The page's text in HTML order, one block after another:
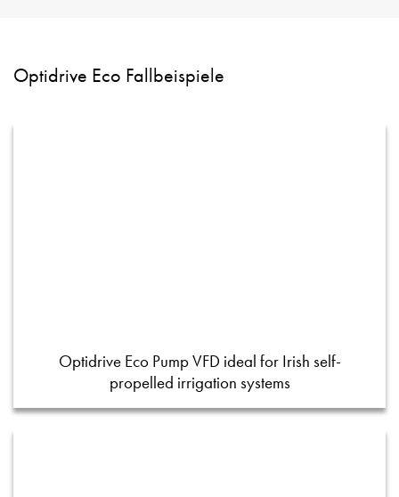
Optidrive Eco Fallbeispiele
Optidrive Eco Pump VFD ideal for Irish self-
propelled irrigation systems